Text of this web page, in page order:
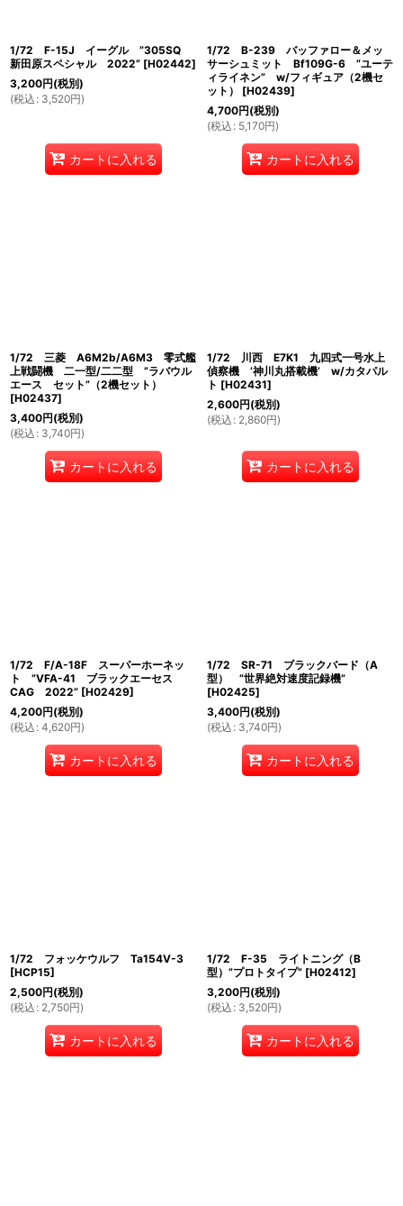
1/72 F-15J イーグル ”305SQ
新田原スペシャル 2022” [H02442]
3,200円(税別)
(税込 : 3,520円)
カートに入れる
1/72 B-239 バッファロー＆メッ
サーシュミット Bf109G-6 ”ユーテ
ィライネン” w/フィギュア（2機セ
ット）
[H02439]
4,700円(税別)
(税込 : 5,170円)
カートに入れる
1/72 三菱 A6M2b/A6M3 零式艦
上戦闘機 二一型/二二型 ”ラバウル
エース セット”（2機セット）
[H02437]
3,400円(税別)
(税込 : 3,740円)
カートに入れる
1/72 川西 E7K1 九四式一号水上
偵察機 ’神川丸搭載機’ w/カタパル
ト [H02431]
2,600円(税別)
(税込 : 2,860円)
カートに入れる
1/72 F/A-18F スーパーホーネッ
ト ”VFA-41 ブラックエーセス
CAG 2022” [H02429]
4,200円(税別)
(税込 : 4,620円)
カートに入れる
1/72 SR-71 ブラックバード（A
型） ”世界絶対速度記録機”
[H02425]
3,400円(税別)
(税込 : 3,740円)
カートに入れる
1/72 フォッケウルフ Ta154V-3
[HCP15]
2,500円(税別)
(税込 : 2,750円)
カートに入れる
1/72 F-35 ライトニング（B
型）”プロトタイプ” [H02412]
3,200円(税別)
(税込 : 3,520円)
カートに入れる